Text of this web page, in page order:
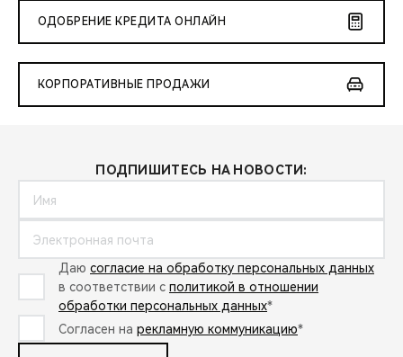
ОДОБРЕНИЕ КРЕДИТА ОНЛАЙН
КОРПОРАТИВНЫЕ ПРОДАЖИ
ПОДПИШИТЕСЬ НА НОВОСТИ:
Даю согласие на обработку персональных данных
в соответствии с политикой в отношении
обработки персональных данных*
Согласен на рекламную коммуникацию*